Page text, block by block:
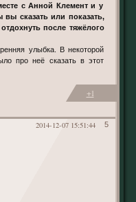
с Анной Клемент и у
сказать или показать,
после тяжёлого
улыбка. В некоторой
про неё сказать в этот
+1
5
2014-12-07 15:51:44